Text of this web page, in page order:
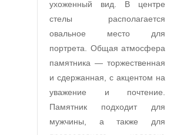
ухоженный вид. В центре
стелы располагается
овальное место для
портрета. Общая атмосфера
памятника — торжественная
и сдержанная, с акцентом на
уважение и почтение.
Памятник подходит для
мужчины, а также для